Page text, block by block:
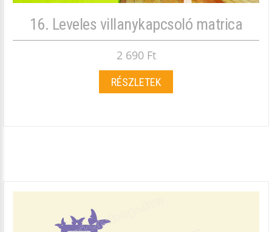
16. Leveles villanykapcsoló matrica
2 690 Ft
RÉSZLETEK